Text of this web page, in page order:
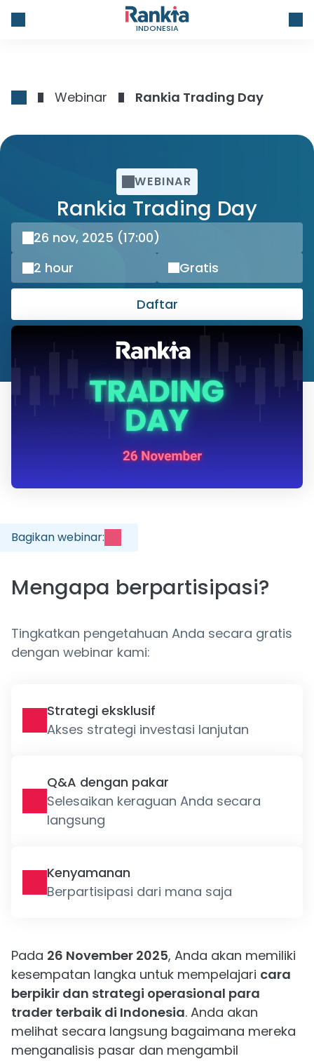
INDONESIA
Webinar Rankia Trading Day
WEBINAR
Rankia Trading Day
26 nov, 2025 (17:00)
2 hour
Gratis
Daftar
Bagikan webinar:
Mengapa berpartisipasi?
Tingkatkan pengetahuan Anda secara gratis
dengan webinar kami:
Strategi eksklusif
Akses strategi investasi lanjutan
Q&A dengan pakar
Selesaikan keraguan Anda secara
langsung
Kenyamanan
Berpartisipasi dari mana saja
Pada 26 November 2025, Anda akan memiliki
kesempatan langka untuk mempelajari cara
berpikir dan strategi operasional para
trader terbaik di Indonesia. Anda akan
melihat secara langsung bagaimana mereka
menganalisis pasar dan mengambil